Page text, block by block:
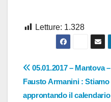
Letture: 1.328
Navigazione
articoli
05.01.2017 – Mantova –
Fausto Armanini : Stiamo
approntando il calendario